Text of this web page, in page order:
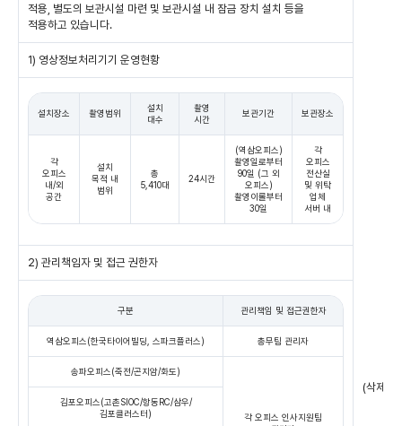
(삭제)
적용, 별도의 보관시설 마련 및 보관시설 내 잠금 장치 설치 등을
적용하고 있습니다.
1) 영상정보처리기기 운영현황
설치장소 촬영범위
설치
대수
촬영
시간
보관기간 보관장소
각
오피스
내/외
공간
설치
목적 내
범위
총
5,410대
24시간
(역삼오피스)
촬영일로부터
90일 (그 외
오피스)
촬영이롤부터
30일
각
오피스
전산실
및 위탁
업체
서버 내
2) 관리책임자 및 접근 권한자
구분 관리책임 및 접근권한자
역삼오피스(한국타이어빌딩, 스파크플러스) 총무팀 관리자
송파오피스(죽전/곤지암/화도)
각 오피스 인사지원팀
김포오피스(고촌SIOC/항동RC/삼우/
김포클러스터)